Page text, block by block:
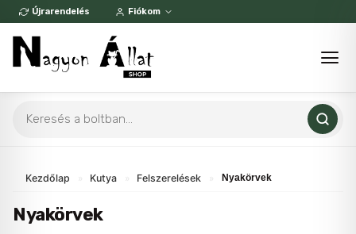
Skip
content
Újrarendelés Fiókom
search
Kezdőlap Kutya Felszerelések Nyakörvek
Nyakörvek